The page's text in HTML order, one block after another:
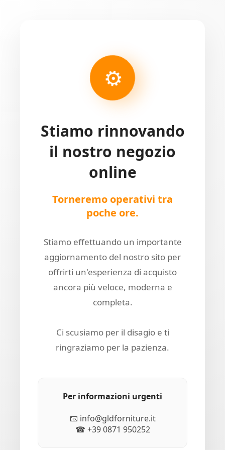
⚙
Stiamo rinnovando
il nostro negozio
online
Torneremo operativi tra
poche ore.
Stiamo effettuando un importante
aggiornamento del nostro sito per
offrirti un'esperienza di acquisto
ancora più veloce, moderna e
completa.
Ci scusiamo per il disagio e ti
ringraziamo per la pazienza.
Per informazioni urgenti
📧 info@gldforniture.it
☎ +39 0871 950252